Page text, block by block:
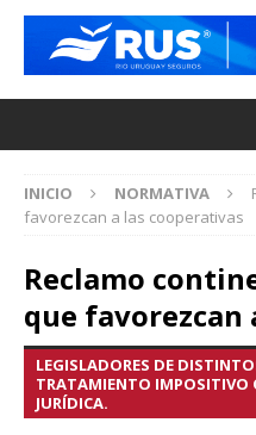
INICIO NORMATIVA
favorezcan a las cooperativas
Reclamo
que favorezcan
LEGISLADORES DE
TRATAMIENTO IMPOSITIVO
JURÍDICA.